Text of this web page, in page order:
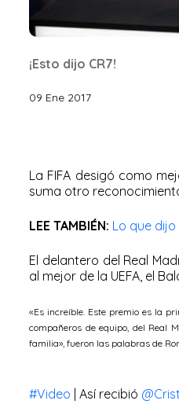
¡Esto dijo CR7!
09 Ene 2017
La FIFA desigó como
suma otro
LEE TAMBIÉN: Lo que
El delantero del Real
al mejor de la UEFA, el
«Es increíble. Este premio es la
compañeros de equipo, del Real
familia», fueron las palabras de
#Video | Así recibió